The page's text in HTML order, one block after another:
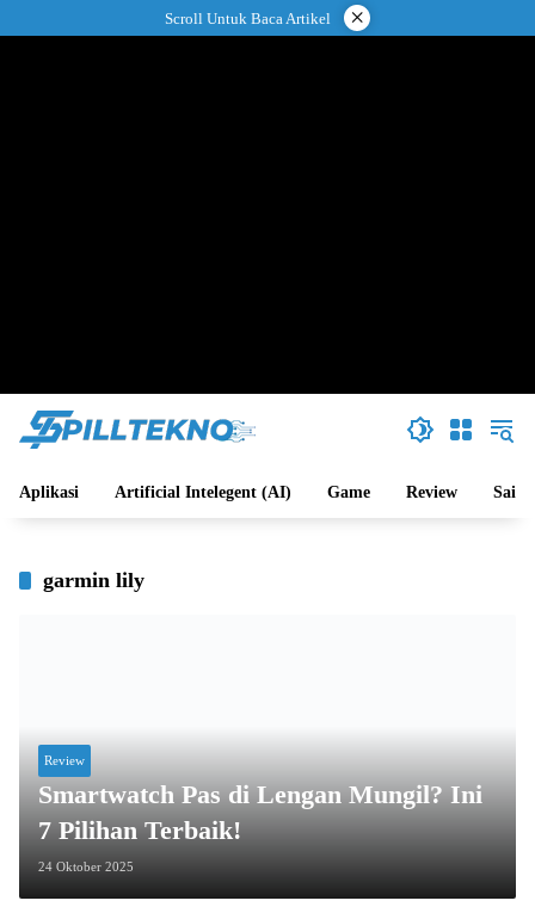
ke
Scroll Untuk Baca Artikel ×
Aplikasi Artificial Intelegent (AI) Game Review Sains
garmin lily
Review
Smartwatch Pas di Lengan Mungil? Ini
7 Pilihan Terbaik!
24 Oktober 2025